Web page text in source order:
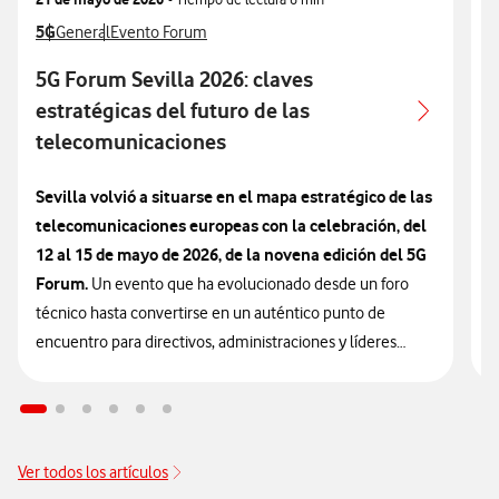
Ver más articulos relacionados con
5GVer más artículos con
GeneralVer más artículos con
Evento Forum
5G Forum Sevilla 2026: claves
estratégicas del futuro de las
telecomunicaciones
Sevilla volvió a situarse en el mapa estratégico de las
telecomunicaciones europeas con la celebración, del
12 al 15 de mayo de 2026, de la novena edición del 5G
Forum. Un evento que ha evolucionado desde un foro
técnico hasta convertirse en un auténtico punto de
encuentro para directivos, administraciones y líderes
dónde se dirige el negocio del 5G y del conjunto del
Con un formato claramente divulgador basado en la
Ver todos los artículos